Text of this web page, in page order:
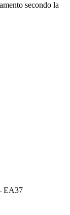
secondo la
EA37